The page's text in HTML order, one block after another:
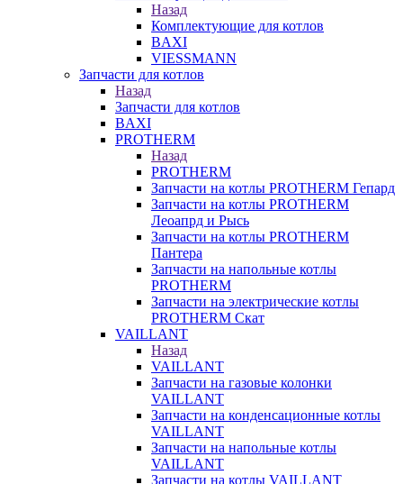
Назад
Комплектующие для котлов
BAXI
VIESSMANN
Запчасти для котлов
Назад
Запчасти для котлов
BAXI
PROTHERM
Назад
PROTHERM
Запчасти на котлы PROTHERM Гепард
Запчасти на котлы PROTHERM
Леоапрд и Рысь
Запчасти на котлы PROTHERM
Пантера
Запчасти на напольные котлы
PROTHERM
Запчасти на электрические котлы
PROTHERM Скат
VAILLANT
Назад
VAILLANT
Запчасти на газовые колонки
VAILLANT
Запчасти на конденсационные котлы
VAILLANT
Запчасти на напольные котлы
VAILLANT
Запчасти на котлы VAILLANT